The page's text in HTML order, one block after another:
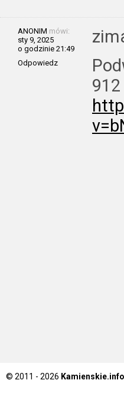
ANONIM mówi:
sty 9, 2025
o godzinie 21:49
Odpowiedz
© 2011 - 2026 Kamienskie.info